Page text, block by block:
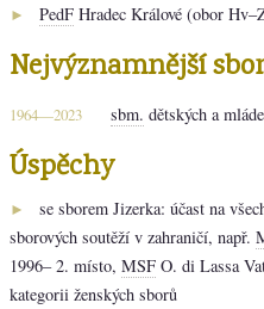
► PedF Hradec Králové (obor
Nejvýznamnější
1964—2023 sbm. dětských a
Úspěchy
►
se sborem Jizerka: účast na
sborových soutěží v zahraničí, např.
1996– 2. místo, MSF O. di Lassa
kategorii ženských sborů